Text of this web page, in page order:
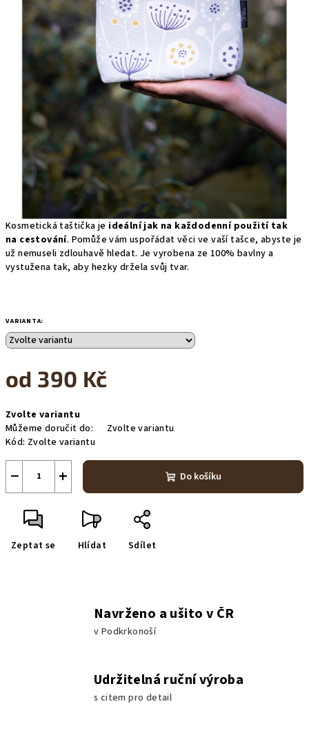
Kosmetická taštička je ideální jak na každodenní použití tak
na cestování. Pomůže vám uspořádat věci ve vaší tašce, abyste je
už nemuseli zdlouhavě hledat. Je vyrobena ze 100% bavlny a
vystužena tak, aby hezky držela svůj tvar.
VARIANTA:
od 390 Kč
cena:
Zvolte variantu
Můžeme doručit do:
Zvolte variantu
Kód: Zvolte variantu
+
− Do košíku
Zeptat se Hlídat Sdílet
Navrženo a ušito v ČR
v Podkrkonoší
Udržitelná ruční výroba
s citem pro detail